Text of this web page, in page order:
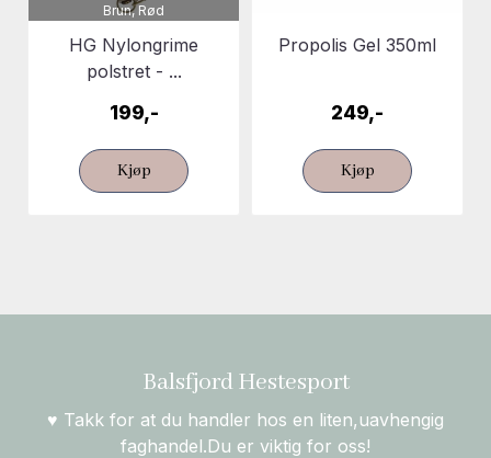
Brun, Rød
HG Nylongrime
polstret - ...
199,-
Kjøp
Propolis Gel 350ml
249,-
Kjøp
Balsfjord Hestesport
♥ Takk for at du handler hos en liten,uavhengig
faghandel.Du er viktig for oss!